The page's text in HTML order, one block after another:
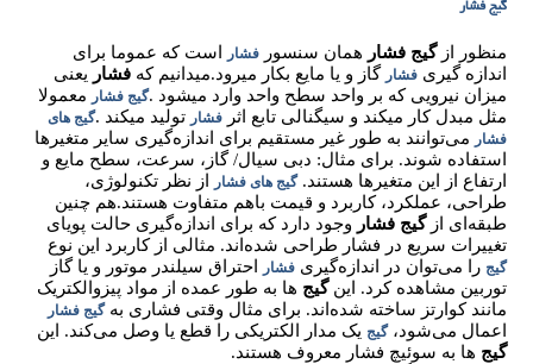
گیج فشار
منظور ازگیج فشار همان سنسورفشار
است که عموما برای
اندازه گیریفشار گاز و یا مایع بکار میرود.میدانیم کهفشار یعنی
میزان نیرویی که بر واحد سطح واحد وارد میشود .گیج فشار معمولا
مثل مبدل کار میکند و سیگنالی تابع اثرفشار تولید میکند .گیج های
فشار می‌توانند به طور غیر مستقیم برای اندازه‌گیری سایر متغیرها
استفاده شوند. برای مثال: دبی سیال/ گاز، سرعت، سطح مایع و
ارتفاع از این متغیرها هستند.گیج های فشار
از نظر تکنولوژی،
طراحی، عملکرد، کاربرد و قیمت باهم متفاوت هستند.هم چنین
طبقه‌ای ازگیج فشار وجود دارد که برای اندازه‌گیری حالت پویای
تغییرات سریع در فشار طراحی شده‌اند. مثالی از کاربرد این نوع
گیج را می‌توان در اندازه‌گیریفشار
احتراق سیلندر موتور و یا گاز
توربین مشاهده کرد. اینگیج ها به طور عمده از مواد پیزوالکتریک
مانند کوارتز ساخته شده‌اند. برای مثال وقتی فشاری بهگیج فشار
اعمال می‌شود،گیج یک مدار الکتریکی را قطع یا وصل می‌کند. این
گیج ها به سوئیچ فشار معروف هستند.